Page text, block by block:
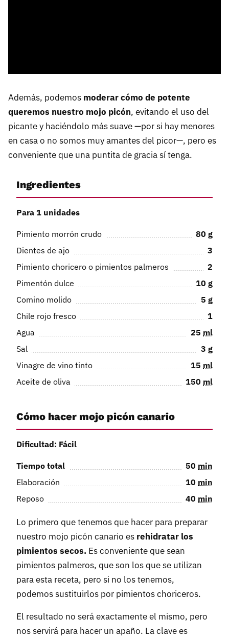
Además, podemos moderar cómo de potente
queremos nuestro mojo picón, evitando el uso del
picante y haciéndolo más suave —por si hay menores
en casa o no somos muy amantes del picor—, pero es
conveniente que una puntita de gracia sí tenga.
Ingredientes
Para 1 unidades
Pimiento morrón crudo 80 g
Dientes de ajo
3
Pimiento choricero o pimientos palmeros
2
Pimentón dulce
10 g
Comino molido
5 g
Chile rojo fresco
1
Agua
25 ml
Sal
3 g
Vinagre de vino tinto
15 ml
Aceite de oliva
150 ml
Cómo hacer mojo picón canario
Dificultad: Fácil
Tiempo total 50 min
Elaboración
10 min
Reposo
40 min
Lo primero que tenemos que hacer para preparar
nuestro mojo picón canario es rehidratar los
pimientos secos. Es conveniente que sean
pimientos palmeros, que son los que se utilizan
para esta receta, pero si no los tenemos,
podemos sustituirlos por pimientos choriceros.
El resultado no será exactamente el mismo, pero
nos servirá para hacer un apaño. La clave es